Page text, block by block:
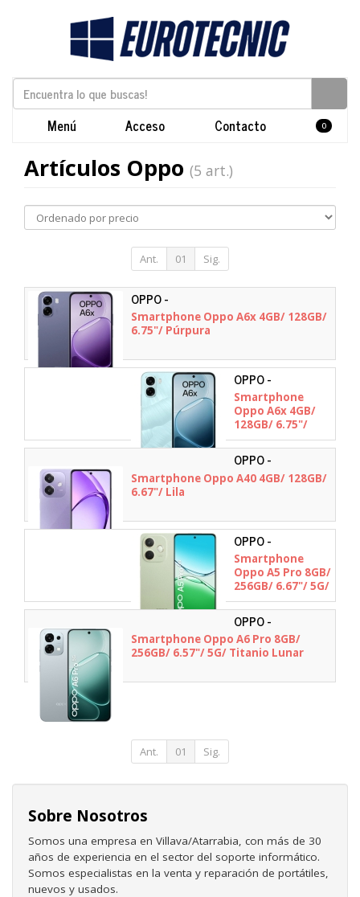
Menú Acceso Contacto 0
Artículos Oppo (5 art.)
Ant. 01 Sig.
OPPO -
Smartphone Oppo A6x 4GB/ 128GB/
6.75"/ Púrpura
OPPO -
Smartphone
Oppo A6x 4GB/
128GB/ 6.75"/
Azul
OPPO -
110010347457
Smartphone Oppo A40 4GB/ 128GB/
6.67"/ Lila
OPPO -
110010348095
Smartphone
Oppo A5 Pro 8GB/
256GB/ 6.67"/ 5G/
Verde Oliva
OPPO -
Smartphone Oppo A6 Pro 8GB/
256GB/ 6.57"/ 5G/ Titanio Lunar
Ant. 01 Sig.
Sobre Nosotros
Somos una empresa en Villava/Atarrabia, con más de 30
años de experiencia en el sector del soporte informático.
Somos especialistas en la venta y reparación de portátiles,
nuevos y usados.